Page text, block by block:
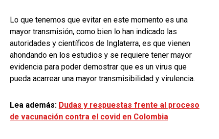
Lo que tenemos que evitar en este momento es una
mayor transmisión, como bien lo han indicado las
autoridades y científicos de Inglaterra, es que vienen
ahondando en los estudios y se requiere tener mayor
evidencia para poder demostrar que es un virus que
pueda acarrear una mayor transmisibilidad y virulencia.
Lea además: Dudas y respuestas frente al proceso
de vacunación contra el covid en Colombia